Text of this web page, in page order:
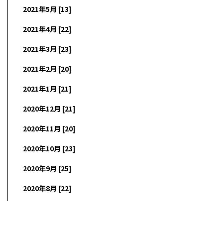
2021年5月 [13]
2021年4月 [22]
2021年3月 [23]
2021年2月 [20]
2021年1月 [21]
2020年12月 [21]
2020年11月 [20]
2020年10月 [23]
2020年9月 [25]
2020年8月 [22]